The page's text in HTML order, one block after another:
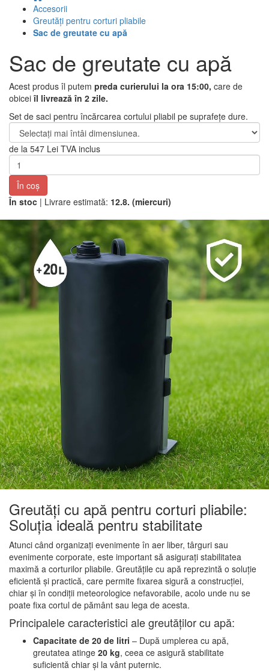
Accesorii
Greutăţi pentru corturi pliabile
Sac de greutate cu apă
Sac de greutate cu apă
Acest produs îl putem preda curierului la ora 15:00, care de
obiceiîl livrează în 2 zile.
Set de saci pentru încărcarea cortului pliabil pe suprafețe dure.
de la 547 Lei TVA inclus
În coş
În stoc | Livrare estimată: 12.8. (miercuri)
Greutăți cu apă pentru corturi pliabile:
Soluția ideală pentru stabilitate
Atunci când organizați evenimente în aer liber, târguri sau
evenimente corporate, este important să asigurați stabilitatea
maximă a corturilor pliabile. Greutățile cu apă reprezintă o soluție
eficientă și practică, care permite fixarea sigură a construcției,
chiar și în condiții meteorologice nefavorabile, acolo unde nu se
poate fixa cortul de pământ sau lega de acesta.
Principalele caracteristici ale greutăților cu apă:
Capacitate de 20 de litri – După umplerea cu apă,
greutatea atinge 20 kg, ceea ce asigură stabilitate
suficientă chiar și la vânt puternic.